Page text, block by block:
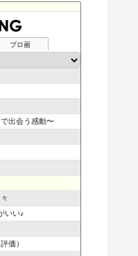
ブロ画
出会う感動〜
いい♪
価）